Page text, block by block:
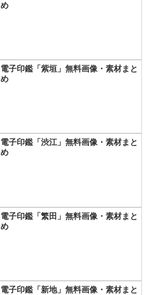
め
電子印鑑「紫垣」無料画像・素材まと
め
電子印鑑「渋江」無料画像・素材まと
め
電子印鑑「繁田」無料画像・素材まと
め
電子印鑑「新地」無料画像・素材まと